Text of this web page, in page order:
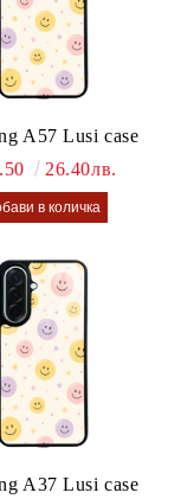
A57 Lusi case
26.40лв.
A37 Lusi case